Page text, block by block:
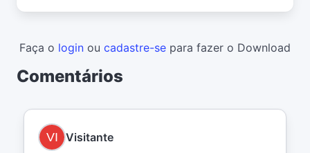
Faça o login ou cadastre-se para fazer o Download
Comentários
Visitante